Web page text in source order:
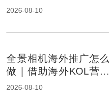
广需要多少钱
2026-08-10
全景相机海外推广怎么
做｜借助海外KOL营销
打开全球消费市场
2026-08-10